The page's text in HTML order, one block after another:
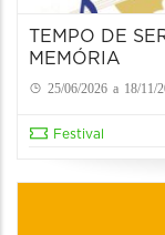
TEMPO DE
MEMÓRIA
25/06/2026 a 18/11/
Festival